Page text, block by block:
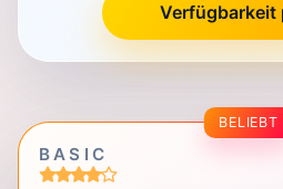
Verfügbarkeit
BELIEBT
BASIC